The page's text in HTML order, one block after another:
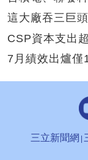
這大廠吞三巨
CSP資本支出
7月績效出爐
三立新聞網